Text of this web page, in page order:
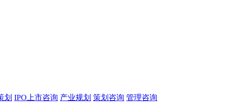
划 IPO上市咨询 产业规划 策划咨询 管理咨询